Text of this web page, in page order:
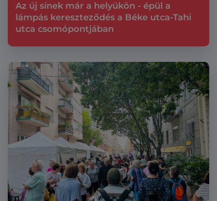
Az új sínek már a helyükön - épül a
lámpás kereszteződés a Béke utca-Tahi
utca csomópontjában